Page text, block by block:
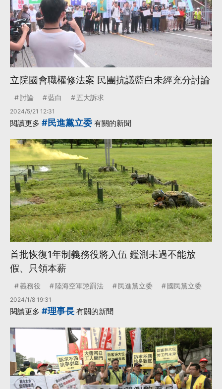
立院國會職權修法案 民團抗議藍白未經充分討論
討論 藍白 五大訴求
2024/5/21 12:31
閱讀更多 #民進黨立委 有關的新聞
首批恢復1年制義務役將入伍 鑑測未過不能放
假、只領本薪
義務役 陸海空軍懲罰法 民進黨立委 國民黨立委
2024/1/8 19:31
閱讀更多 #理事長 有關的新聞